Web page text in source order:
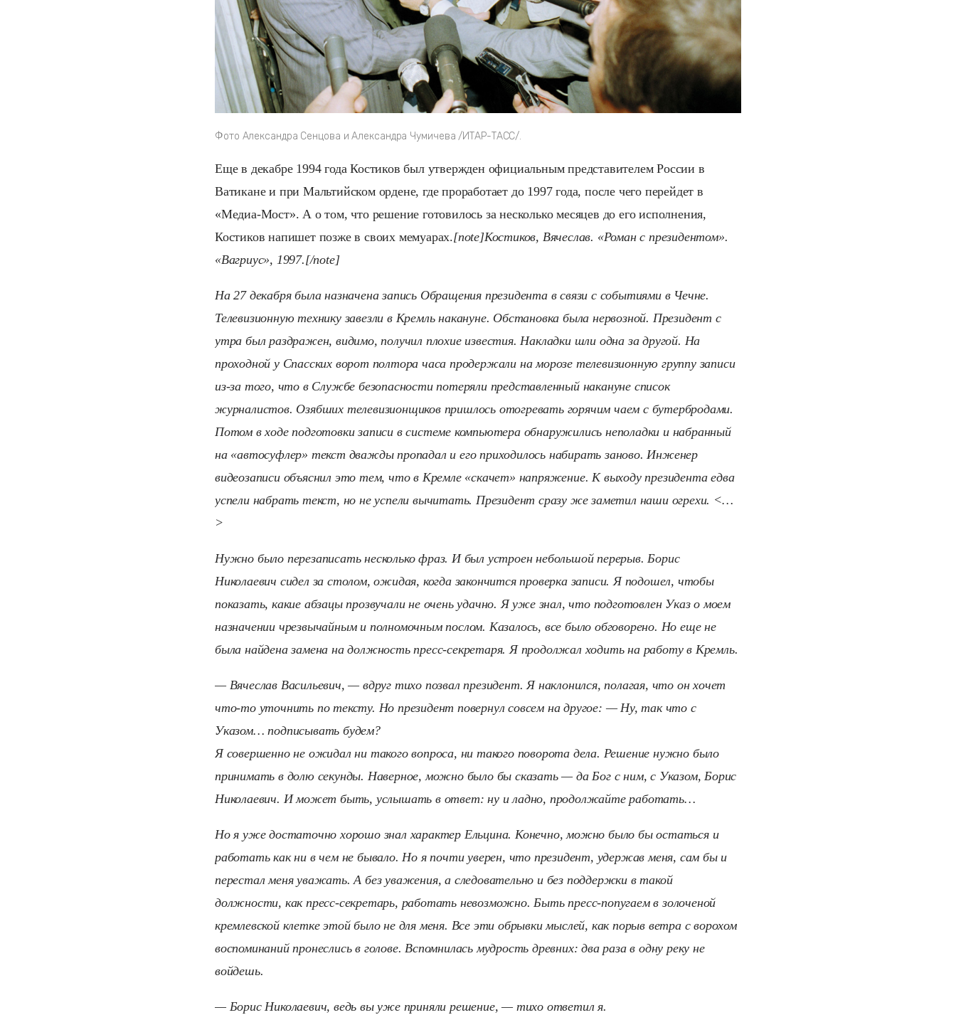
Фото Александра Сенцова и Александра Чумичева /ИТАР-ТАСС/.
Еще в декабре 1994 года Костиков был утвержден официальным представителем России в
Ватикане и при Мальтийском ордене, где проработает до 1997 года, после чего перейдет в
«Медиа-Мост». А о том, что решение готовилось за несколько месяцев до его исполнения,
Костиков напишет позже в своих мемуарах.[note]Костиков, Вячеслав. «Роман с президентом».
«Вагриус», 1997.[/note]
На 27 декабря была назначена запись Обращения президента в связи с событиями в Чечне.
Телевизионную технику завезли в Кремль накануне. Обстановка была нервозной. Президент с
утра был раздражен, видимо, получил плохие известия. Накладки шли одна за другой. На
проходной у Спасских ворот полтора часа продержали на морозе телевизионную группу записи
из-за того, что в Службе безопасности потеряли представленный накануне список
журналистов. Озябших телевизионщиков пришлось отогревать горячим чаем с бутербродами.
Потом в ходе подготовки записи в системе компьютера обнаружились неполадки и набранный
на «автосуфлер» текст дважды пропадал и его приходилось набирать заново. Инженер
видеозаписи объяснил это тем, что в Кремле «скачет» напряжение. К выходу президента едва
успели набрать текст, но не успели вычитать. Президент сразу же заметил наши огрехи. <…
>
Нужно было перезаписать несколько фраз. И был устроен небольшой перерыв. Борис
Николаевич сидел за столом, ожидая, когда закончится проверка записи. Я подошел, чтобы
показать, какие абзацы прозвучали не очень удачно. Я уже знал, что подготовлен Указ о моем
назначении чрезвычайным и полномочным послом. Казалось, все было обговорено. Но еще не
была найдена замена на должность пресс-секретаря. Я продолжал ходить на работу в Кремль.
— Вячеслав Васильевич, — вдруг тихо позвал президент. Я наклонился, полагая, что он хочет
что-то уточнить по тексту. Но президент повернул совсем на другое: — Ну, так что с
Указом… подписывать будем?
Я совершенно не ожидал ни такого вопроса, ни такого поворота дела. Решение нужно было
принимать в долю секунды. Наверное, можно было бы сказать — да Бог с ним, с Указом, Борис
Николаевич. И может быть, услышать в ответ: ну и ладно, продолжайте работать…
Но я уже достаточно хорошо знал характер Ельцина. Конечно, можно было бы остаться и
работать как ни в чем не бывало. Но я почти уверен, что президент, удержав меня, сам бы и
перестал меня уважать. А без уважения, а следовательно и без поддержки в такой
должности, как пресс-секретарь, работать невозможно. Быть пресс-попугаем в золоченой
кремлевской клетке этой было не для меня. Все эти обрывки мыслей, как порыв ветра с ворохом
воспоминаний пронеслись в голове. Вспомнилась мудрость древних: два раза в одну реку не
войдешь.
— Борис Николаевич, ведь вы уже приняли решение, — тихо ответил я.